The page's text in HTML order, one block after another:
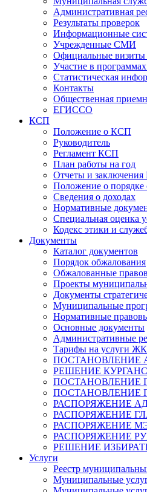
Административная
Результаты проверок
Информационные
Учрежденные СМИ
Официальные визиты
Участие в
Статистическая
Контакты
Общественная
ЕГИССО
КСП
Положение о КСП
Руководитель
Регламент КСП
План работы на год
Отчеты и
Положение о порядке
Сведения о доходах
Нормативные
Специальная оценка
Кодекс этики и
Документы
Каталог документов
Порядок обжалования
Обжалованные
Проекты
Документы
Муниципальные
Нормативные
Основные документы
Административные
Тарифы на услуги
ПОСТАНОВЛЕНИЕ
РЕШЕНИЕ
ПОСТАНОВЛЕНИЕ
ПОСТАНОВЛЕНИЕ
РАСПОРЯЖЕНИЕ
РАСПОРЯЖЕНИЕ
РАСПОРЯЖЕНИЕ
РАСПОРЯЖЕНИЕ
РЕШЕНИЕ
Услуги
Реестр
Муниципальные